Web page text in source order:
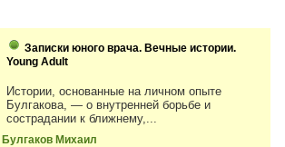
Записки юного врача. Вечные истории.
Young Adult
Истории, основанные на личном опыте
Булгакова, — о внутренней борьбе и
сострадании к ближнему,...
Булгаков Михаил